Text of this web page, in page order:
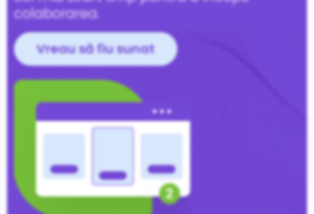
colaborarea.
Vreau să fiu sunat